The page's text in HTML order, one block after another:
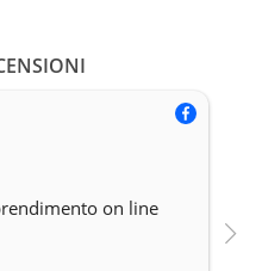
on line